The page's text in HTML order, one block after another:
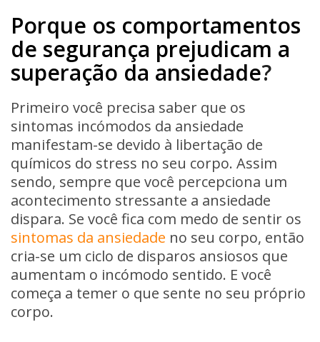
Porque os comportamentos
de segurança prejudicam a
superação da ansiedade?
Primeiro você precisa saber que os
sintomas incómodos da ansiedade
manifestam-se devido à libertação de
químicos do stress no seu corpo. Assim
sendo, sempre que você percepciona um
acontecimento stressante a ansiedade
dispara. Se você fica com medo de sentir os
sintomas da ansiedade no seu corpo, então
cria-se um ciclo de disparos ansiosos que
aumentam o incómodo sentido. E você
começa a temer o que sente no seu próprio
corpo.